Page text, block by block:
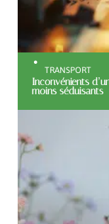
TRANSPORT
Inconvénients
moins séduisants